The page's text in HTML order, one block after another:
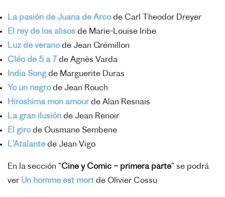
La pasión de Juana de Arcode Carl Theodor Dreyer
El rey de los alisos de Marie-Louise Iribe
Luz de veranode Jean Grémillon
Cléo de 5 a 7 de Agnès Varda
India Songde Marguerite Duras
Yo un negrode Jean Rouch
Hiroshima mon amourde Alan Resnais
La gran ilusión de Jean Renoir
El girode Ousmane Sembene
L’Atalante de Jean Vigo
En la sección “Cine y Comic – primera parte” se podrá
ver Un homme est mort de Olivier Cossu